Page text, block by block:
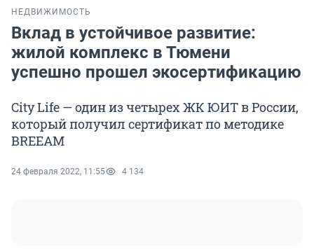
НЕДВИЖИМОСТЬ
Вклад в устойчивое развитие:
жилой комплекс в Тюмени
успешно прошел экосертификацию
City Life — один из четырех ЖК ЮИТ в России,
который получил сертификат по методике
BREЕAM
24 февраля 2022, 11:55 4 134